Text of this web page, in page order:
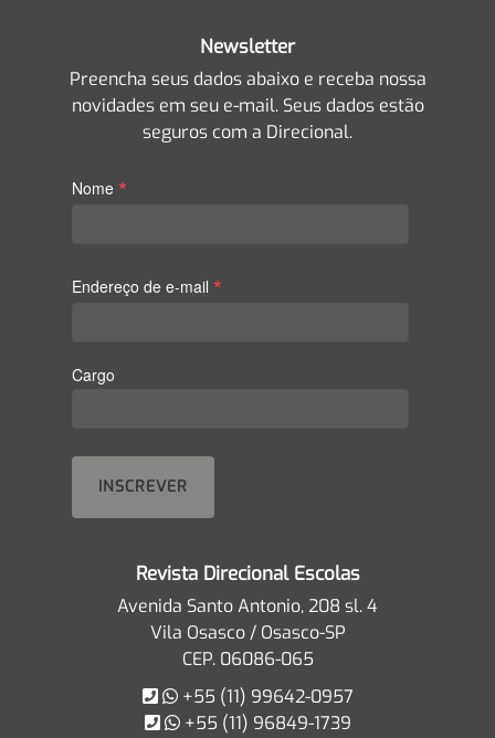
Newsletter
Preencha seus dados abaixo e receba nossa
novidades em seu e-mail. Seus dados estão
seguros com a Direcional.
Nome *
Endereço de e-mail *
Cargo
Revista Direcional Escolas
Avenida Santo Antonio, 208 sl. 4
Vila Osasco / Osasco-SP
CEP. 06086-065
+55 (11) 99642-0957
+55 (11) 96849-1739